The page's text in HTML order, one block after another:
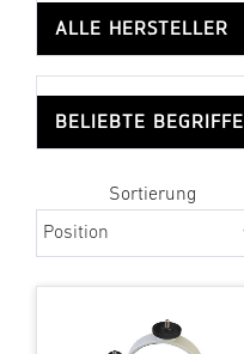
ALLE HERSTELLER
BELIEBTE BEGRIFFE
Sortierung